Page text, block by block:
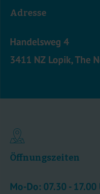
Adresse
Handelsweg 4
3411 NZ Lopik, The
Öffnungszeiten
Mo-Do: 07.30 - 17.00